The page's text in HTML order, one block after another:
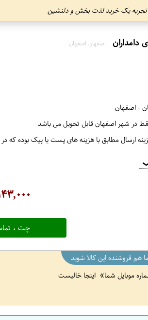
- تجربه یک خرید لذت بخش و دلنشین
اصفهان اصفهان
-اصفهان
در شهر اصفهان قابل تحویل می باشد
ارسال مطابق با هزینه های پست یا پیک بوده که
چت ،
هم فروشنده این کالا شوید
موبایل شما اینجا خالیست